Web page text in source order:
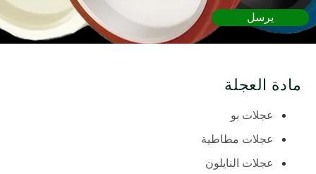
يرسل
مادة العجلة
عجلات بو
عجلات مطاطية
عجلات النايلون